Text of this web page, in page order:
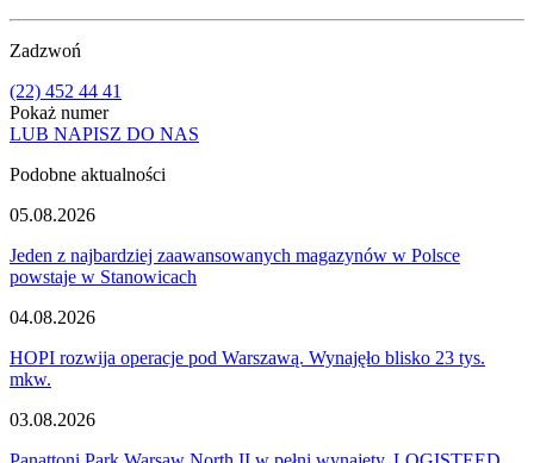
Zadzwoń
(22) 452 44 41
Pokaż numer
LUB NAPISZ DO NAS
Podobne aktualności
05.08.2026
Jeden z najbardziej zaawansowanych magazynów w Polsce
powstaje w Stanowicach
04.08.2026
HOPI rozwija operacje pod Warszawą. Wynajęło blisko 23 tys.
mkw.
03.08.2026